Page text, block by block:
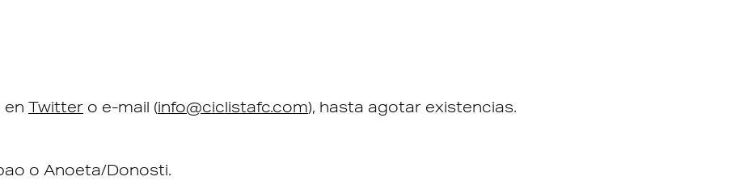
en Twitter o e-mail (info@ciclistafc.com), hasta agotar existencias.
o Anoeta/Donosti.